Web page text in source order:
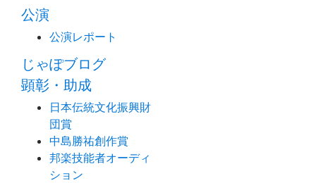
公演
公演レポート
じゃぽブログ
顕彰・助成
日本伝統文化振興財
団賞
中島勝祐創作賞
邦楽技能者オーディ
ション